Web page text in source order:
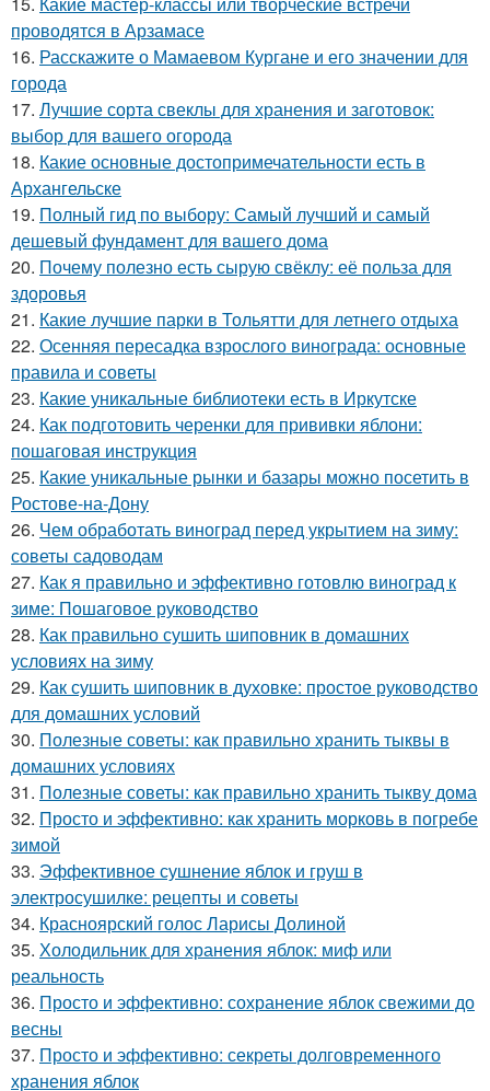
проводятся в Арзамасе
16. Расскажите о Мамаевом Кургане и его значении для
города
17. Лучшие сорта свеклы для хранения и заготовок:
выбор для вашего огорода
18. Какие основные достопримечательности есть в
Архангельске
19. Полный гид по выбору: Самый лучший и самый
дешевый фундамент для вашего дома
20. Почему полезно есть сырую свёклу: её польза для
здоровья
21. Какие лучшие парки в Тольятти для летнего отдыха
22. Осенняя пересадка взрослого винограда: основные
правила и советы
23. Какие уникальные библиотеки есть в Иркутске
24. Как подготовить черенки для прививки яблони:
пошаговая инструкция
25. Какие уникальные рынки и базары можно посетить в
Ростове-на-Дону
26. Чем обработать виноград перед укрытием на зиму:
советы садоводам
27. Как я правильно и эффективно готовлю виноград к
зиме: Пошаговое руководство
28. Как правильно сушить шиповник в домашних
условиях на зиму
29. Как сушить шиповник в духовке: простое руководство
для домашних условий
30. Полезные советы: как правильно хранить тыквы в
домашних условиях
31. Полезные советы: как правильно хранить тыкву дома
32. Просто и эффективно: как хранить морковь в погребе
зимой
33. Эффективное сушнение яблок и груш в
электросушилке: рецепты и советы
34. Красноярский голос Ларисы Долиной
35. Холодильник для хранения яблок: миф или
реальность
36. Просто и эффективно: сохранение яблок свежими до
весны
37. Просто и эффективно: секреты долговременного
хранения яблок